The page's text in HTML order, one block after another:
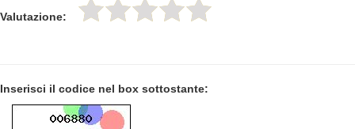
Valutazione:
Inserisci il codice nel box sottostante: